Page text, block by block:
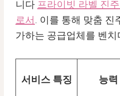
니다 프라이빗 라벨 진
로서 . 이를 통해 맞춤 진
가하는 공급업체를 벤치
서비스 특징 능력